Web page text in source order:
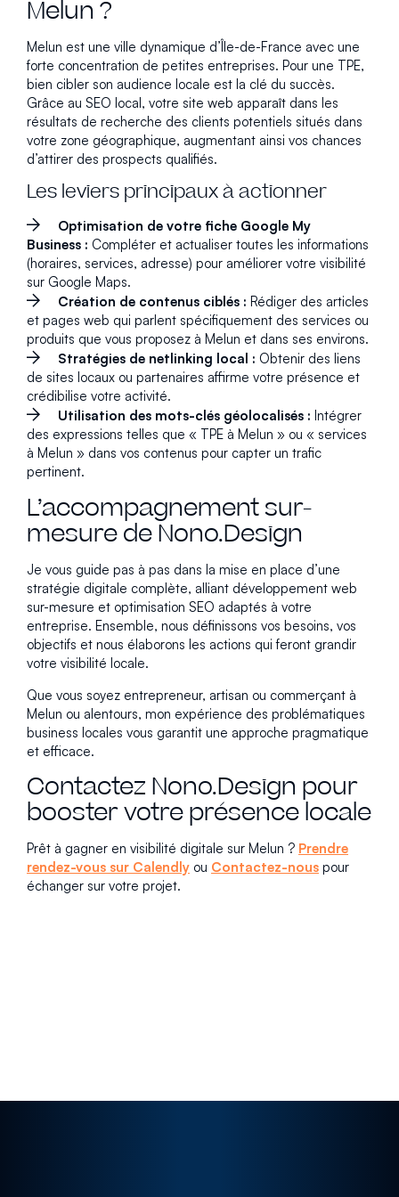
Melun ?
Melun est une ville dynamique d’Île-de-France avec une
forte concentration de petites entreprises. Pour une TPE,
bien cibler son audience locale est la clé du succès.
Grâce au SEO local, votre site web apparaît dans les
résultats de recherche des clients potentiels situés dans
votre zone géographique, augmentant ainsi vos chances
d’attirer des prospects qualifiés.
Les leviers principaux à actionner
Optimisation de votre fiche Google My
Business : Compléter et actualiser toutes les informations
(horaires, services, adresse) pour améliorer votre visibilité
sur Google Maps.
Création de contenus ciblés : Rédiger des articles
et pages web qui parlent spécifiquement des services ou
produits que vous proposez à Melun et dans ses environs.
Stratégies de netlinking local : Obtenir des liens
de sites locaux ou partenaires affirme votre présence et
crédibilise votre activité.
Utilisation des mots-clés géolocalisés : Intégrer
des expressions telles que « TPE à Melun » ou « services
à Melun » dans vos contenus pour capter un trafic
pertinent.
L’accompagnement sur-
mesure de Nono.Design
Je vous guide pas à pas dans la mise en place d’une
stratégie digitale complète, alliant développement web
sur-mesure et optimisation SEO adaptés à votre
entreprise. Ensemble, nous définissons vos besoins, vos
objectifs et nous élaborons les actions qui feront grandir
votre visibilité locale.
Que vous soyez entrepreneur, artisan ou commerçant à
Melun ou alentours, mon expérience des problématiques
business locales vous garantit une approche pragmatique
et efficace.
Contactez Nono.Design pour
booster votre présence locale
Prêt à gagner en visibilité digitale sur Melun ? Prendre
rendez-vous sur Calendly ou Contactez-nous pour
échanger sur votre projet.